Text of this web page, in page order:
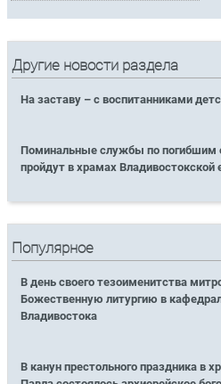
Другие новости раздела
На заставу – с воспитанниками
Поминальные службы по погибшим
пройдут в храмах Владивостокской
Популярное
В день своего тезоименитства
Божественную литургию в
Владивостока
В канун престольного праздника в